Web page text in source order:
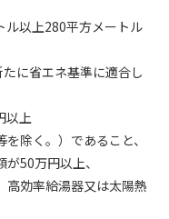
ル以上280平方メートル
に省エネ基準に適合し
以上
除く。）であること、
50万円以上、
効率給湯器又は太陽熱